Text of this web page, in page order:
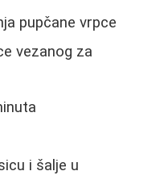
pupčane vrpce
vezanog za
i šalje u